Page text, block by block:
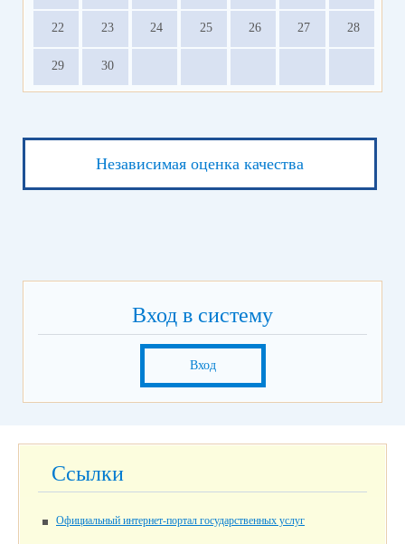
22 23 24 25 26 27 28
29 30
Независимая оценка качества
Вход в систему
Вход
Ссылки
Официальный интернет-портал государственных услуг